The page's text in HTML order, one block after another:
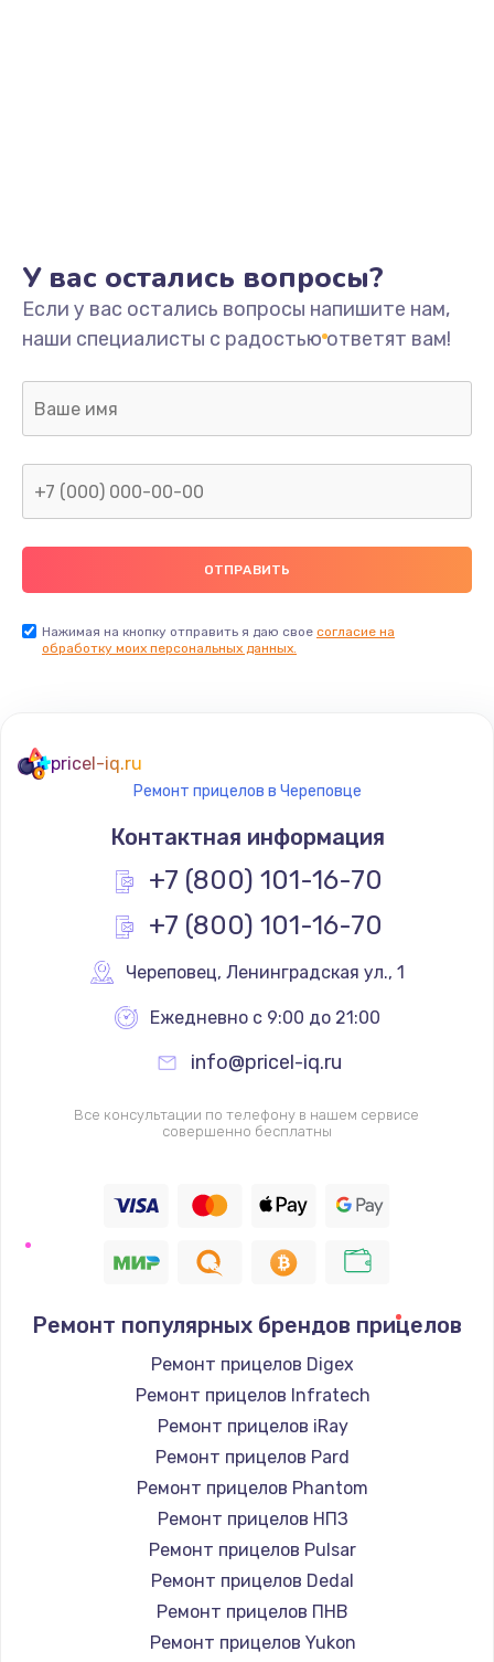
У вас остались вопросы?
Если у вас остались вопросы напишите нам,
наши специалисты с радостью ответят вам!
Нажимая на кнопку отправить я даю свое согласие на
обработку моих персональных данных.
pricel-iq.ru
Ремонт прицелов в Череповце
Контактная информация
+7 (800) 101-16-70
+7 (800) 101-16-70
Череповец, Ленинградская ул., 1
Ежедневно с 9:00 до 21:00
info@pricel-iq.ru
Все консультации по телефону в нашем сервисе
совершенно бесплатны
Ремонт популярных брендов прицелов
Ремонт прицелов Digex
Ремонт прицелов Infratech
Ремонт прицелов iRay
Ремонт прицелов Pard
Ремонт прицелов Phantom
Ремонт прицелов НПЗ
Ремонт прицелов Pulsar
Ремонт прицелов Dedal
Ремонт прицелов ПНВ
Ремонт прицелов Yukon